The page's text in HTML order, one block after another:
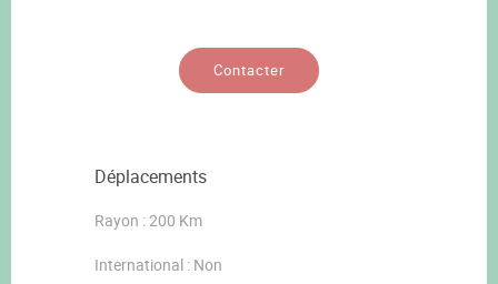
Contacter
Déplacements
Rayon : 200 Km
International : Non